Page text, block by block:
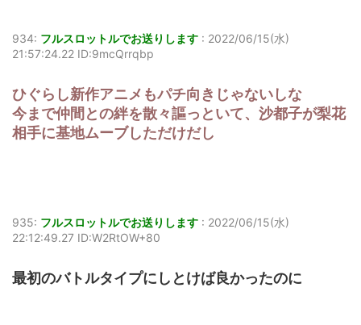
934: フルスロットルでお送りします : 2022/06/15(水)
21:57:24.22 ID:9mcQrrqbp
ひぐらし新作アニメもパチ向きじゃないしな
今まで仲間との絆を散々謳っといて、沙都子が梨花
相手に基地ムーブしただけだし
935: フルスロットルでお送りします : 2022/06/15(水)
22:12:49.27 ID:W2RtOW+80
最初のバトルタイプにしとけば良かったのに